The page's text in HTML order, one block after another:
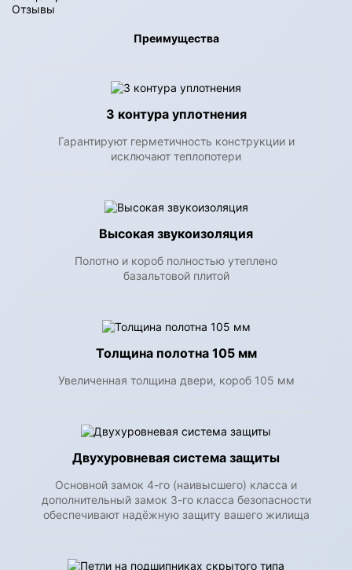
Отзывы
Преимущества
3 контура уплотнения
Гарантируют герметичность конструкции и
исключают теплопотери
Высокая звукоизоляция
Полотно и короб полностью утеплено
базальтовой плитой
Толщина полотна 105 мм
Увеличенная толщина двери, короб 105 мм
Двухуровневая система защиты
Основной замок 4-го (наивысшего) класса и
дополнительный замок 3-го класса безопасности
обеспечивают надёжную защиту вашего жилища